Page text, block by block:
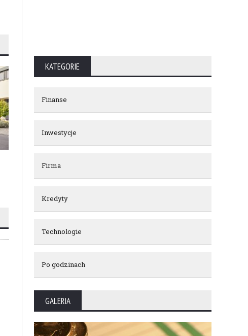
kiedy warto nawiązać
KATEGORIE
Finanse
Inwestycje
Firma
Kredyty
Technologie
Po godzinach
GALERIA